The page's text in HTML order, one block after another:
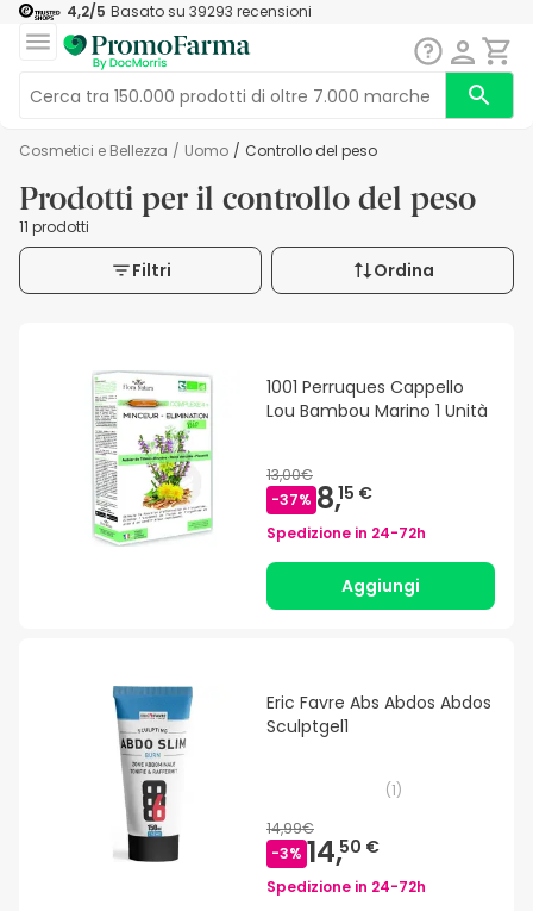
4,2/5 Basato su 39293 recensioni
Cosmetici e Bellezza / Uomo / Controllo del peso
Prodotti per il controllo del peso
11 prodotti
Filtri Ordina
1001 Perruques Cappello
Lou Bambou Marino 1 Unità
13,00€
-37% 8,15 €
Spedizione in 24-72h
Aggiungi
Eric Favre Abs Abdos Abdos
Sculptgel1
(1)
14,99€
-3% 14,50 €
Spedizione in 24-72h